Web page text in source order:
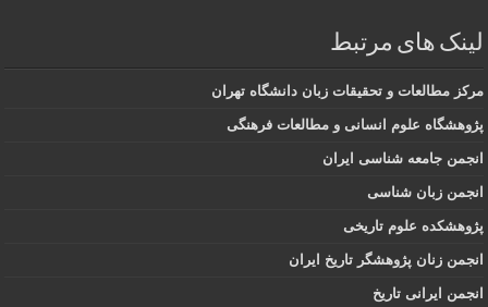
لینک های مرتبط
مرکز مطالعات و تحقیقات زبان دانشگاه تهران
پژوهشگاه علوم انسانی و مطالعات فرهنگی
انجمن جامعه شناسی ایران
انجمن زبان شناسی
پژوهشکده علوم تاریخی
انجمن زنان پژوهشگر تاریخ ایران
انجمن ایرانی تاریخ